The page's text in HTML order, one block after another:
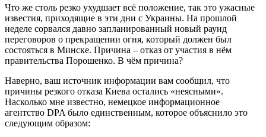
Что же столь резко ухудшает всё положение, так это ужасные
известия, приходящие в эти дни с Украины. На прошлой
неделе сорвался давно запланированный новый раунд
переговоров о прекращении огня, который должен был
состояться в Минске. Причина – отказ от участия в нём
правительства Порошенко. В чём причина?
Наверно, ваш источник информации вам сообщил, что
причины резкого отказа Киева остались «неясными».
Насколько мне известно, немецкое информационное
агентство DPA было единственным, которое объяснило это
следующим образом: